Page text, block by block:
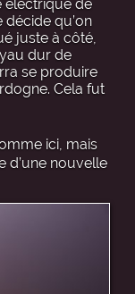
électrique de
décide qu’on
juste à côté,
dur de
se produire
Cela fut
ici, mais
d’une nouvelle